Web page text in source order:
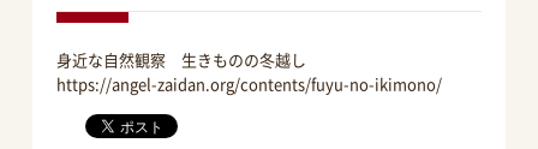
身近な自然観察 生きものの冬越し
https://angel-zaidan.org/contents/fuyu-no-ikimono/